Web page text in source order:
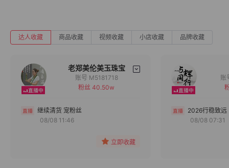
达人收藏 商品收藏 视频收藏 小店收藏 品牌收藏
老郑美伦美玉珠宝
备注
账号 M5181718
粉丝 40.50w
继续清货 宠粉丝
08/08 11:46
立即收藏
2026行稳致远
08/08 07:31